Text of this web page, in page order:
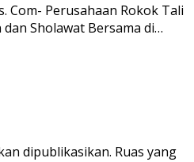
Com- Perusahaan Rokok Tali
Sholawat Bersama di…
dipublikasikan. Ruas yang